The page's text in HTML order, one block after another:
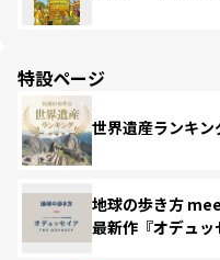
特設ページ
世界遺産ランキン
地球の歩き方
最新作『オデュッ